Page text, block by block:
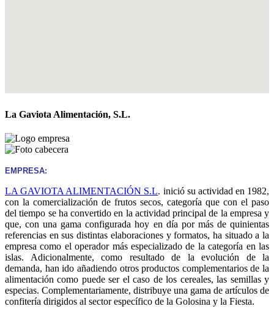
La Gaviota Alimentación, S.L.
EMPRESA:
LA GAVIOTA ALIMENTACIÓN S.L. inició su actividad en 1982,
con la comercialización de frutos secos, categoría que con el paso
del tiempo se ha convertido en la actividad principal de la empresa y
que, con una gama configurada hoy en día por más de quinientas
referencias en sus distintas elaboraciones y formatos, ha situado a la
empresa como el operador más especializado de la categoría en las
islas. Adicionalmente, como resultado de la evolución de la
demanda, han ido añadiendo otros productos complementarios de la
alimentación como puede ser el caso de los cereales, las semillas y
especias. Complementariamente, distribuye una gama de artículos de
confitería dirigidos al sector específico de la Golosina y la Fiesta.